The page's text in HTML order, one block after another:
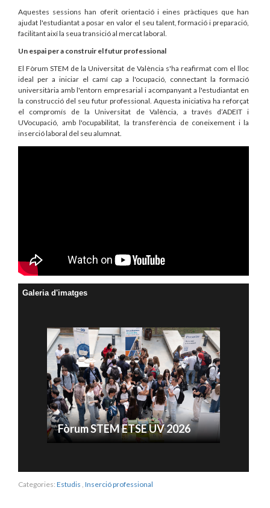
Aquestes sessions han oferit orientació i eines pràctiques que han
ajudat l'estudiantat a posar en valor el seu talent, formació i preparació,
facilitant així la seua transició al mercat laboral.
Un espai per a construir el futur professional
El Fòrum STEM de la Universitat de València s'ha reafirmat com el lloc
ideal per a iniciar el camí cap a l'ocupació, connectant la formació
universitària amb l'entorn empresarial i acompanyant a l'estudiantat en
la construcció del seu futur professional. Aquesta iniciativa ha reforçat
el compromís de la Universitat de València, a través d’ADEIT i
UVocupació, amb l'ocupabilitat, la transferència de coneixement i la
inserció laboral del seu alumnat.
Galeria d'imatges
Fòrum STEM ETSE UV 2026
Categories: Estudis Inserció professional